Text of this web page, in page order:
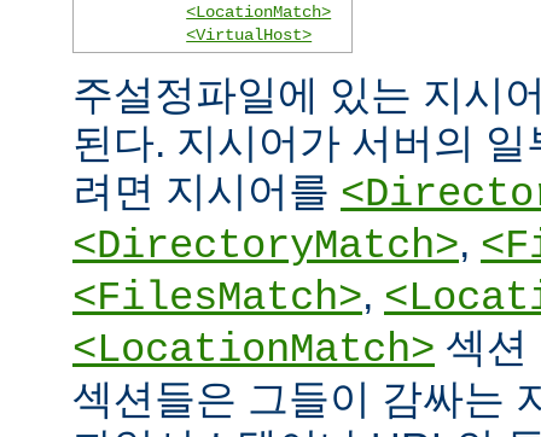
<LocationMatch>
<VirtualHost>
주설정파일에 있는 지시
된다. 지시어가 서버의
려면 지시어를
<DirectoryMatch>,
<FilesMatch>,
<LocationMatch> 섹션
섹션들은 그들이 감싸는